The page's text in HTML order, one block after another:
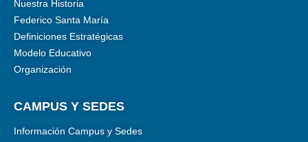
Nuestra Historia
Federico Santa María
Definiciones Estratégicas
Modelo Educativo
Organización
CAMPUS Y SEDES
Información Campus y Sedes